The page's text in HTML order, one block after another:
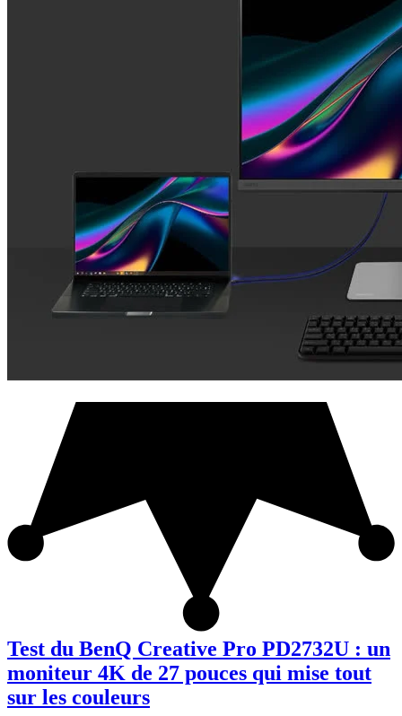
Test du BenQ Creative Pro PD2732U : un
moniteur 4K de 27 pouces qui mise tout
sur les couleurs